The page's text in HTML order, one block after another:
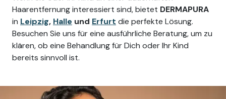
Haarentfernung interessiert sind, bietet DERMAPURA
in Leipzig, Halle und Erfurt die perfekte Lösung.
Besuchen Sie uns für eine ausführliche Beratung, um zu
klären, ob eine Behandlung für Dich oder Ihr Kind
bereits sinnvoll ist.